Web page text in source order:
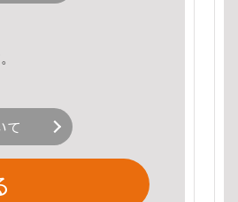
て